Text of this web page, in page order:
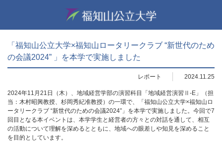
「福知山公立大学×福知山ロータリークラブ “新世代のため
の会議2024” 」を本学で実施しました
レポート 2024.11.25
2024年11月21日（木）、地域経営学部の演習科目「地域経営演習Ⅱ-E」（担
当：木村昭興教授、杉岡秀紀准教授）の一環で、「福知山公立大学×福知山ロ
ータリークラブ “新世代のための会議2024”」を本学で実施しました。今回で7
回目となる本イベントは、本学学生と経営者の方々との対話を通して、相互
の活動について理解を深めるとともに、地域への眼差しや知見を深めること
を目的としています。